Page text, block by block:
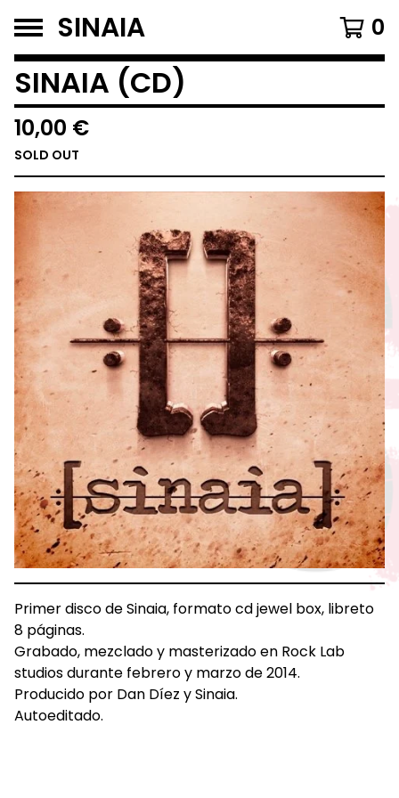
SINAIA 0
SINAIA (CD)
10,00 €
SOLD OUT
Primer disco de Sinaia, formato cd jewel box, libreto
8 páginas.
Grabado, mezclado y masterizado en Rock Lab
studios durante febrero y marzo de 2014.
Producido por Dan Díez y Sinaia.
Autoeditado.